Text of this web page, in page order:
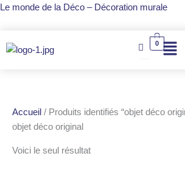
Aller
Le monde de la Déco – Décoration murale
0
Accueil / Produits identifiés “objet déco
objet déco original
Voici le seul résultat